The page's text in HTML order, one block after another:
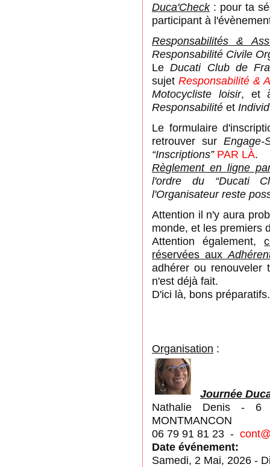
Duca'Check: pour ta
participant à
Responsabilités &
Responsabilité Civile
LeDucati Club de
sujet Responsabilité &
Motocycliste loisir, et
Responsabilité et
Le formulaire
retrouver sur Engage-
“Inscriptions” PAR LÀ.
Règlement en ligne
l'ordre du “Ducati
l'Organisateur reste
Attention il n'y aura
monde, et les premiers
Attention également,
réservées aux
adhérer ou
n'est déjà fait.
D'ici là, bons
Organisation :
Journée
Nathalie Denis -
MONTMANCON
06 79 91 81 23 -
Date événement:
Samedi, 2 Mai, 2026 -